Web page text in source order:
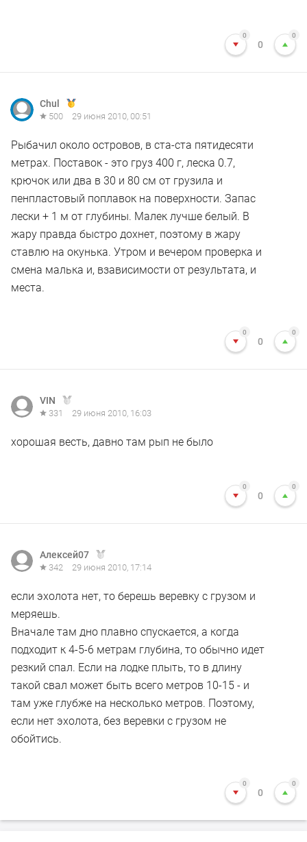
0
0
0
Chul
500 29 июня 2010, 00:51
Рыбачил около островов, в ста-ста пятидесяти
метрах. Поставок - это груз 400 г, леска 0.7,
крючок или два в 30 и 80 см от грузила и
пенпластовый поплавок на поверхности. Запас
лески + 1 м от глубины. Малек лучше белый. В
жару правда быстро дохнет, поэтому в жару
ставлю на окунька. Утром и вечером проверка и
смена малька и, взависимости от результата, и
места.
0
0
0
VIN
331 29 июня 2010, 16:03
хорошая весть, давно там рып не было
0
0
0
Алексей07
342 29 июня 2010, 17:14
если эхолота нет, то берешь веревку с грузом и
меряешь.
Вначале там дно плавно спускается, а когда
подходит к 4-5-6 метрам глубина, то обычно идет
резкий спал. Если на лодке плыть, то в длину
такой свал может быть всего метров 10-15 - и
там уже глубже на несколько метров. Поэтому,
если нет эхолота, без веревки с грузом не
обойтись.
0
0
0